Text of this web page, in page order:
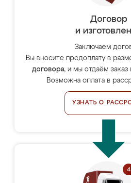
Договор
и
Заключаем
Вы вносите предоплату в
договора, и мы отдаём заказ
Возможна оплата в
УЗНАТЬ О